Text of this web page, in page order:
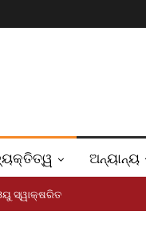
ଅନ୍ୟାନ୍ୟ
ସ୍ୱାକ୍ଷରିତ